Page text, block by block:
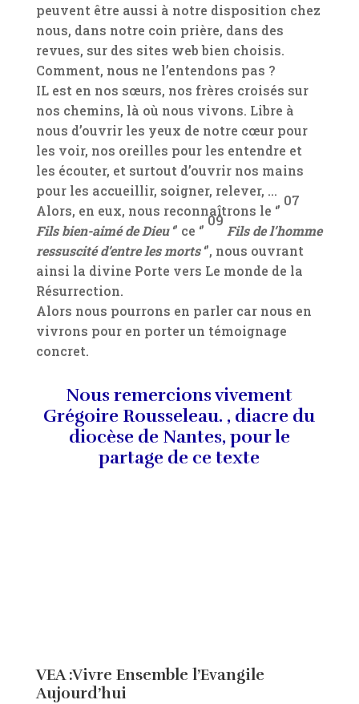
peuvent être aussi à notre disposition chez
nous, dans notre coin prière, dans des
revues, sur des sites web bien choisis.
Comment, nous ne l’entendons pas ?
IL est en nos sœurs, nos frères croisés sur
nos chemins, là où nous vivons. Libre à
nous d’ouvrir les yeux de notre cœur pour
les voir, nos oreilles pour les entendre et
les écouter, et surtout d’ouvrir nos mains
pour les accueillir, soigner, relever, …
Alors, en eux, nous reconnaîtrons le ‘’
07
Fils bien-aimé de Dieu‘’ ce ‘’
09
Fils de l’homme
ressuscité d’entre les morts‘’, nous ouvrant
ainsi la divine Porte vers Le monde de la
Résurrection.
Alors nous pourrons en parler car nous en
vivrons pour en porter un témoignage
concret.
Nous remercions vivement
Grégoire Rousseleau. , diacre du
diocèse de Nantes, pour le
partage de ce texte
VEA :Vivre Ensemble l’Evangile
Aujourd’hui